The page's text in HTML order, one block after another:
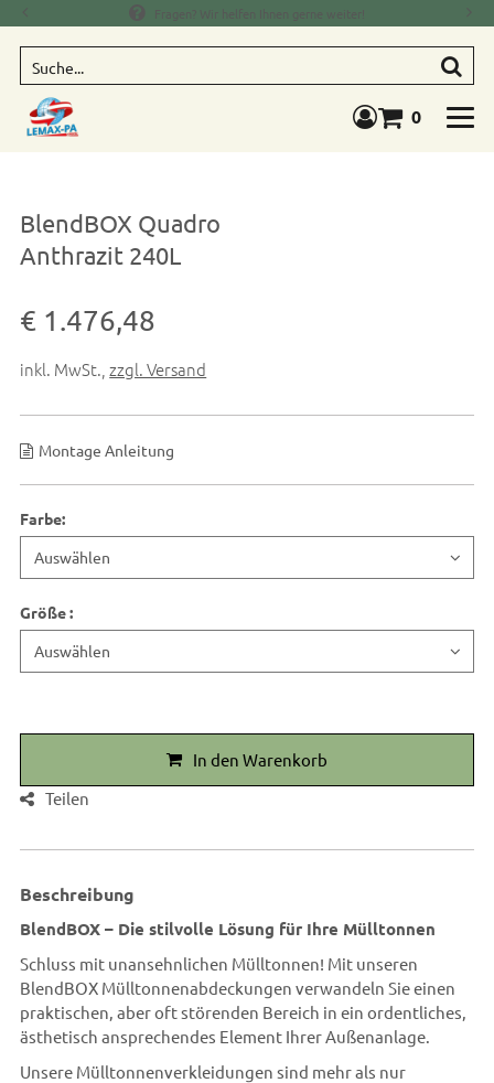
Fragen? Wir helfen Ihnen gerne weiter!
Warenkorb
0
BlendBOX Quadro
Anthrazit 240L
Verkaufspreis: € 1.476,48
€ 1.476,48
inkl. MwSt. ,zzgl. Versand
Montage Anleitung
Farbe:
Größe:
In den Warenkorb
Teilen
Beschreibung
BlendBOX – Die stilvolle Lösung für Ihre Mülltonnen
Schluss mit unansehnlichen Mülltonnen! Mit unseren
BlendBOX Mülltonnenabdeckungen verwandeln Sie einen
praktischen, aber oft störenden Bereich in ein ordentliches,
ästhetisch ansprechendes Element Ihrer Außenanlage.
Unsere Mülltonnenverkleidungen sind mehr als nur